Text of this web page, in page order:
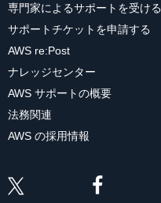
専門家によるサポートを受ける
サポートチケットを申請する
AWS re:Post
ナレッジセンター
AWS サポートの概要
法務関連
AWS の採用情報